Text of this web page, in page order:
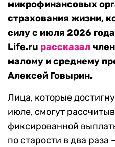
микрофинансовых
страхования жизни,
силу с июля 2026
Life.ru рассказал
малому и среднему
Алексей Говырин.
Лица, которые
июле, смогут
фиксированной
по старости в два раза